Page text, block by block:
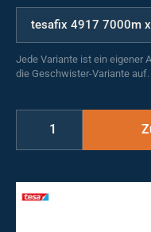
Jede Variante ist ein eigener
die Geschwister-Variante auf.